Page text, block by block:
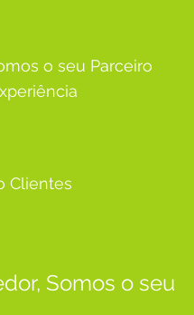
o seu Parceiro
Clientes
Somos o seu